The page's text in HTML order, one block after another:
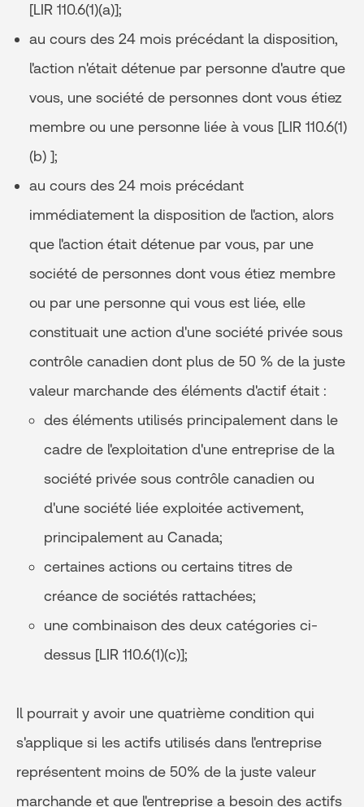
[LIR 110.6(1)(a)];
au cours des 24 mois précédant la disposition,
l'action n'était détenue par personne d'autre que
vous, une société de personnes dont vous étiez
membre ou une personne liée à vous [LIR 110.6(1)
(b) ];
au cours des 24 mois précédant
immédiatement la disposition de l'action, alors
que l'action était détenue par vous, par une
société de personnes dont vous étiez membre
ou par une personne qui vous est liée, elle
constituait une action d'une société privée sous
contrôle canadien dont plus de 50 % de la juste
valeur marchande des éléments d'actif était :
des éléments utilisés principalement dans le
cadre de l'exploitation d'une entreprise de la
société privée sous contrôle canadien ou
d'une société liée exploitée activement,
principalement au Canada;
certaines actions ou certains titres de
créance de sociétés rattachées;
une combinaison des deux catégories ci-
dessus [LIR 110.6(1)(c)];
Il pourrait y avoir une quatrième condition qui
s'applique si les actifs utilisés dans l'entreprise
représentent moins de 50% de la juste valeur
marchande et que l'entreprise a besoin des actifs